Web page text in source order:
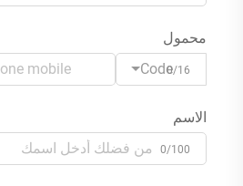
محمول
Code0/16
الاسم
0/100